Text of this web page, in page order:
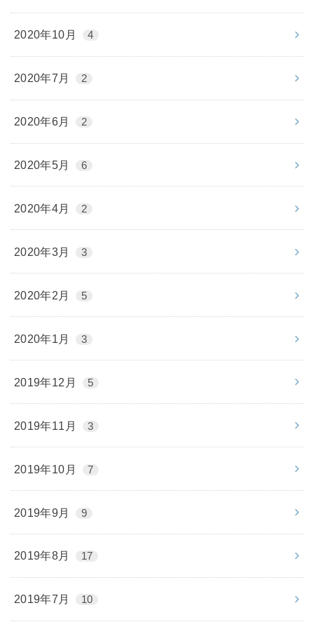
2020年10月 4
2020年7月 2
2020年6月 2
2020年5月 6
2020年4月 2
2020年3月 3
2020年2月 5
2020年1月 3
2019年12月 5
2019年11月 3
2019年10月 7
2019年9月 9
2019年8月 17
2019年7月 10